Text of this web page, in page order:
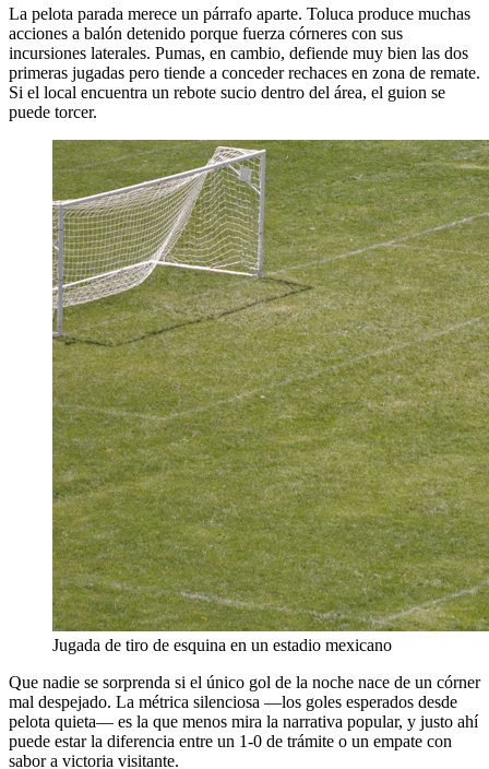
La pelota parada merece un párrafo aparte. Toluca produce muchas
acciones a balón detenido porque fuerza córneres con sus
incursiones laterales. Pumas, en cambio, defiende muy bien las dos
primeras jugadas pero tiende a conceder rechaces en zona de remate.
Si el local encuentra un rebote sucio dentro del área, el guion se
puede torcer.
Jugada de tiro de esquina en un estadio mexicano
Que nadie se sorprenda si el único gol de la noche nace de un córner
mal despejado. La métrica silenciosa —los goles esperados desde
pelota quieta— es la que menos mira la narrativa popular, y justo ahí
puede estar la diferencia entre un 1-0 de trámite o un empate con
sabor a victoria visitante.